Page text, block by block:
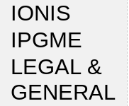
IONIS
IPGME
LEGAL &
GENERAL